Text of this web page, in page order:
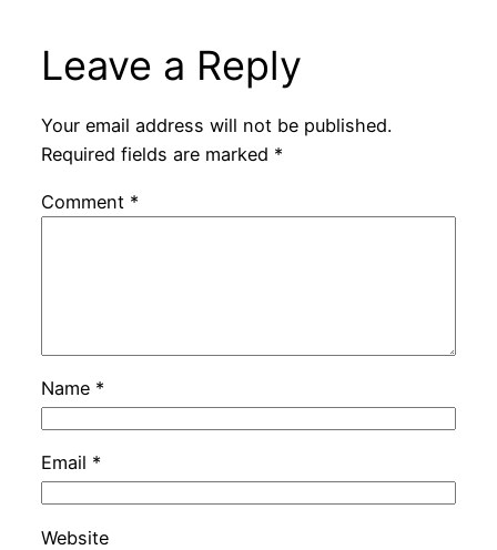
Leave a Reply
Your email address will not be published.
Required fields are marked *
Comment *
Name *
Email *
Website